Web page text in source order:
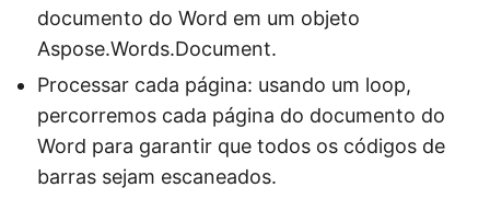
documento do Word em um objeto
Aspose.Words.Document.
Processar cada página: usando um loop,
percorremos cada página do documento do
Word para garantir que todos os códigos de
barras sejam escaneados.